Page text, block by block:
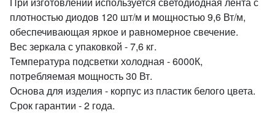
плотностью диодов 120 шт/м и мощностью 9,6 Вт/м,
обеспечивающая яркое и равномерное свечение.
Вес зеркала с упаковкой - 7,6 кг.
Температура подсветки холодная - 6000К,
потребляемая мощность 30 Вт.
Основа для изделия - корпус из пластик белого цвета.
Срок гарантии - 2 года.